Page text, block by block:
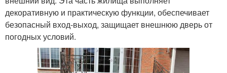
декоративную и практическую функции, обеспечивает
безопасный вход-выход, защищает внешнюю дверь от
погодных условий.